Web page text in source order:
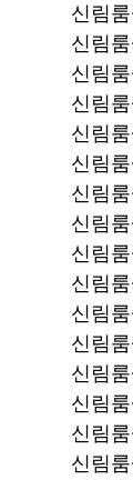
신림
신림
신림
신림
신림
신림
신림
신림
신림
신림
신림
신림
신림
신림
신림